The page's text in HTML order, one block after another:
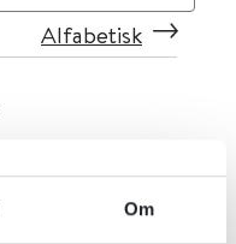
Om
Alfabetisk